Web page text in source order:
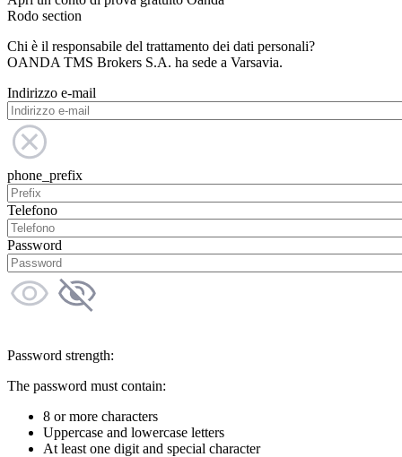
Rodo section
Chi è il responsabile del trattamento dei dati personali?
OANDA TMS Brokers S.A. ha sede a Varsavia.
Indirizzo e-mail
phone_prefix
Telefono
Password
Password strength:
The password must contain:
8 or more characters
Uppercase and lowercase letters
At least one digit and special character